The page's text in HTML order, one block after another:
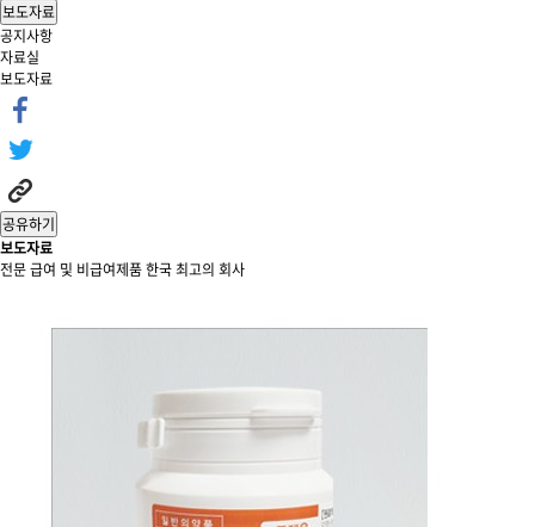
보도자료
공지사항
자료실
보도자료
공유하기
보도자료
전문 급여 및 비급여제품 한국 최고의 회사